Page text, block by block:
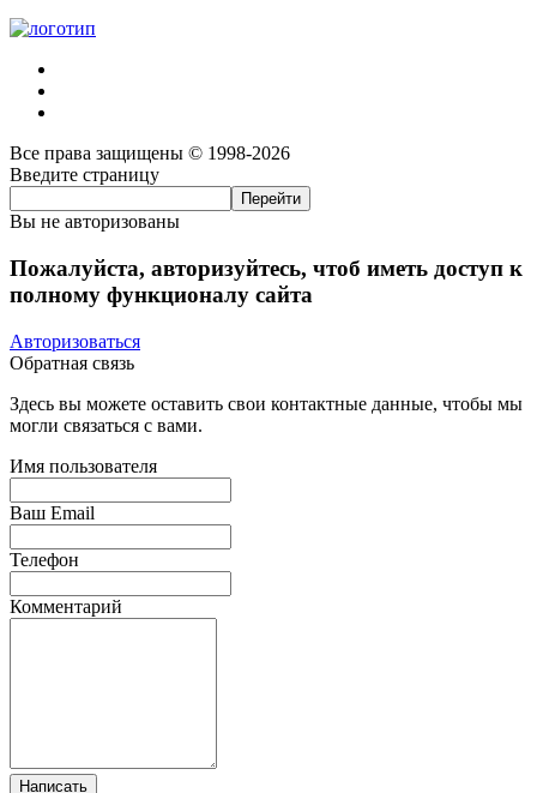
Все права защищены © 1998-2026
Введите страницу
Вы не авторизованы
Пожалуйста, авторизуйтесь, чтоб иметь доступ к
полному функционалу сайта
Авторизоваться
Обратная связь
Здесь вы можете оставить свои контактные данные, чтобы мы
могли связаться с вами.
Имя пользователя
Ваш Email
Телефон
Комментарий
Написать